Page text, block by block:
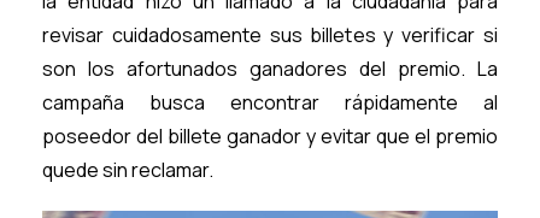
revisar cuidadosamente sus billetes y verificar si
son los afortunados ganadores del premio. La
campaña busca encontrar rápidamente al
poseedor del billete ganador y evitar que el premio
quede sin reclamar.